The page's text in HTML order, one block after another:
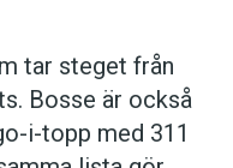
tar steget från
Bosse är också
i-topp med 311